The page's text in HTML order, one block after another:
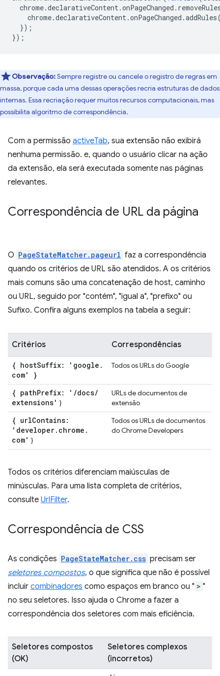
chrome.declarativeContent.onPageChanged .
chrome.declarativeContent.onPageChanged .addRules
});
});
Observação:Sempre registre ou cancele o registro de regras em
massa, porque cada uma dessas operações recria estruturas de dados
internas. Essa recriação requer muitos recursos computacionais, mas
possibilita algoritmo de correspondência.
Com a permissão activeTab, sua extensão não exibirá
nenhuma permissão. e, quando o usuário clicar na ação
da extensão, ela será executada somente nas páginas
relevantes.
Correspondência de URL da página
O PageStateMatcher.pageurl faz a correspondência
quando os critérios de URL são atendidos. A os critérios
mais comuns são uma concatenação de host, caminho
ou URL, seguido por "contém", "igual a", "prefixo" ou
Sufixo. Confira alguns exemplos na tabela a seguir:
Critérios Correspondências
{ hostSuffix: 'google .
com' }
Todos os URLs do Google
{ pathPrefix: ' /docs/
extensions' }
URLs de documentos de
extensão
{ urlContains:
'developer. chrome .
com' }
Todos os URLs de documentos
do Chrome Developers
Todos os critérios diferenciam maiúsculas de
minúsculas. Para uma lista completa de critérios,
consulte UrlFilter.
Correspondência de CSS
As condições PageStateMatcher.css precisam ser
seletores compostos, o que significa que não é possível
incluir combinadores como espaços em branco ou " > "
no seu seletores. Isso ajuda o Chrome a fazer a
correspondência dos seletores com mais eficiência.
Seletores compostos
(OK)
Seletores complexos
(incorretos)